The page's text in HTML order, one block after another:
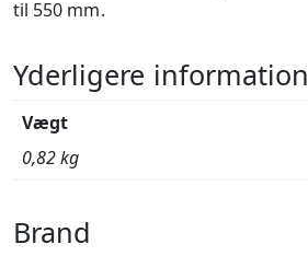
til 550 mm.
Yderligere information
Vægt
0,82 kg
Brand